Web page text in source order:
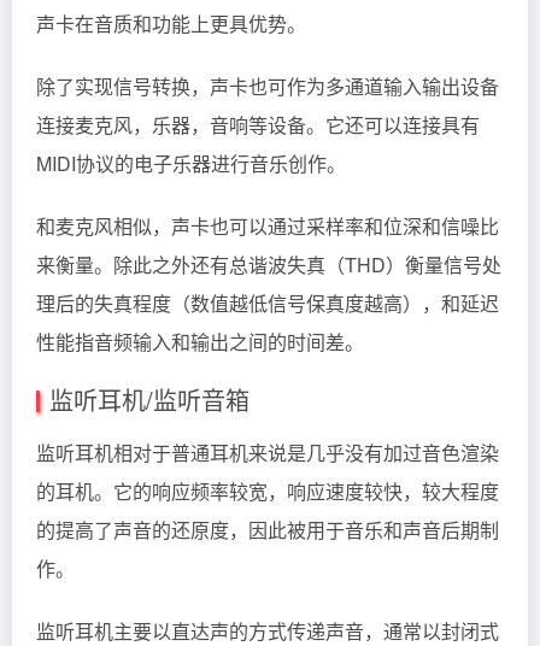
声卡在音质和功能上更具优势。
除了实现信号转换，声卡也可作为多通道输入输出设备
连接麦克风，乐器，音响等设备。它还可以连接具有
MIDI协议的电子乐器进行音乐创作。
和麦克风相似，声卡也可以通过采样率和位深和信噪比
来衡量。除此之外还有总谐波失真（THD）衡量信号处
理后的失真程度（数值越低信号保真度越高），和延迟
性能指音频输入和输出之间的时间差。
监听耳机/监听音箱
监听耳机相对于普通耳机来说是几乎没有加过音色渲染
的耳机。它的响应频率较宽，响应速度较快，较大程度
的提高了声音的还原度，因此被用于音乐和声音后期制
作。
监听耳机主要以直达声的方式传递声音，通常以封闭式